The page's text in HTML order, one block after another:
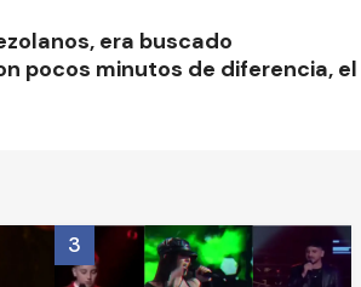
era buscado
pocos minutos de diferencia, el
3